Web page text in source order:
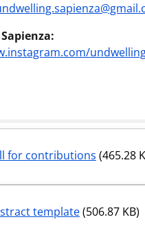
for contributions (465.28
template(506.87 KB)